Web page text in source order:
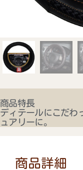
商品特長
ディテールにこだわ
ュアリーに。
商品詳細